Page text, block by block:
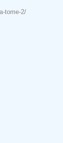
tome-2/